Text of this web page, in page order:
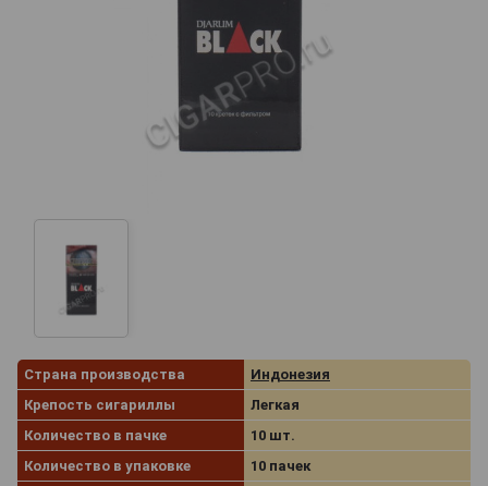
Страна производства
Индонезия
Крепость сигариллы
Легкая
Количество в пачке
10 шт.
Количество в упаковке
10 пачек